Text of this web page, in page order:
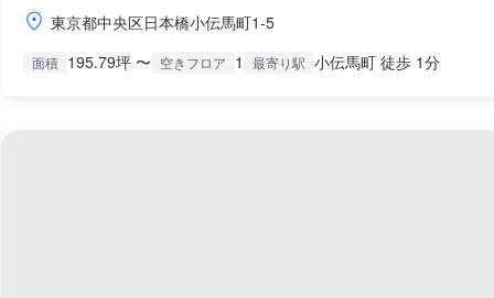
東京都中央区日本橋小伝馬町1-5
面積 195.79坪 〜 空きフロア 1 最寄り駅 小伝馬町 徒歩 1分